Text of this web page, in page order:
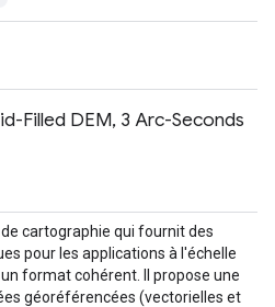
Filled DEM, 3 Arc-Seconds
cartographie qui fournit des
pour les applications à l'échelle
format cohérent. Il propose une
géoréférencées (vectorielles et